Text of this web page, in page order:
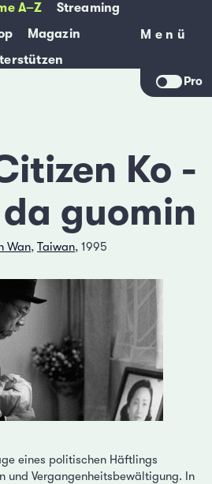
A–Z
Streaming
Magazin
Menü
Menü
Pro
Ko -
guomin
Wan, Taiwan, 1995
eines politischen Häftlings
und Vergangenheitsbewältigung. In